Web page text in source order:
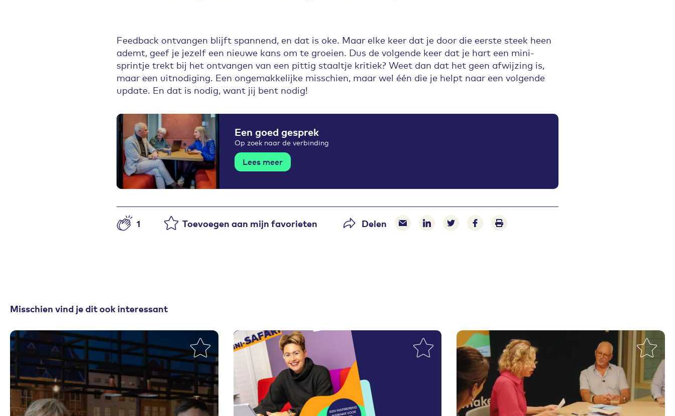
Feedback ontvangen blijft spannend, en dat is oke. Maar elke keer dat je door die eerste steek heen
ademt, geef je jezelf een nieuwe kans om te groeien. Dus de volgende keer dat je hart een mini-
sprintje trekt bij het ontvangen van een pittig staaltje kritiek? Weet dan dat het geen afwijzing is,
maar een uitnodiging. Een ongemakkelijke misschien, maar wel één die je helpt naar een volgende
update. En dat is nodig, want jij bent nodig!
Een goed gesprek
Op zoek naar de verbinding
Lees meer
Aantal likes
1 Toevoegen aan mijn favorieten Delen Delen via e-mail
Delen via LinkedIn
Deel op Twitter
Deel op Facebook
Print pagina
Misschien vind je dit ook interessant